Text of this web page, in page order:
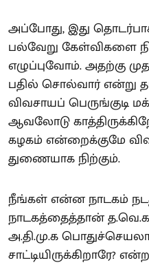
அப்போது, இது
பல்வேறு கேள்விகளை
எழுப்புவோம். அதற்கு
பதில் சொல்வார் என்று
விவசாயப்
ஆவலோடு
கழகம் என்றைக்குமே
துணையாக நிற்கும்.
நீங்கள் என்ன நாடகம்
நாடகத்தைத்தான்
அ.தி.மு.க
சாட்டியிருக்கிறாரே?